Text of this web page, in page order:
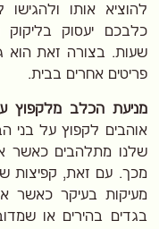
להוציא אותו
כלבכם יעסוק
שעות. בצורה זאת הוא
פריטים אחרים בבית.
מניעת הכלב מלקפוץ
אוהבים לקפוץ על בני
שלנו מתלהבים כאשר
מכך. עם זאת, קפיצות של
מעיקות בעיקר כאשר
בגדים בהירים או